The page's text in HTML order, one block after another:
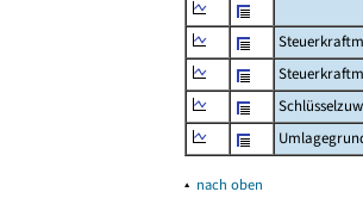
▴ nach oben